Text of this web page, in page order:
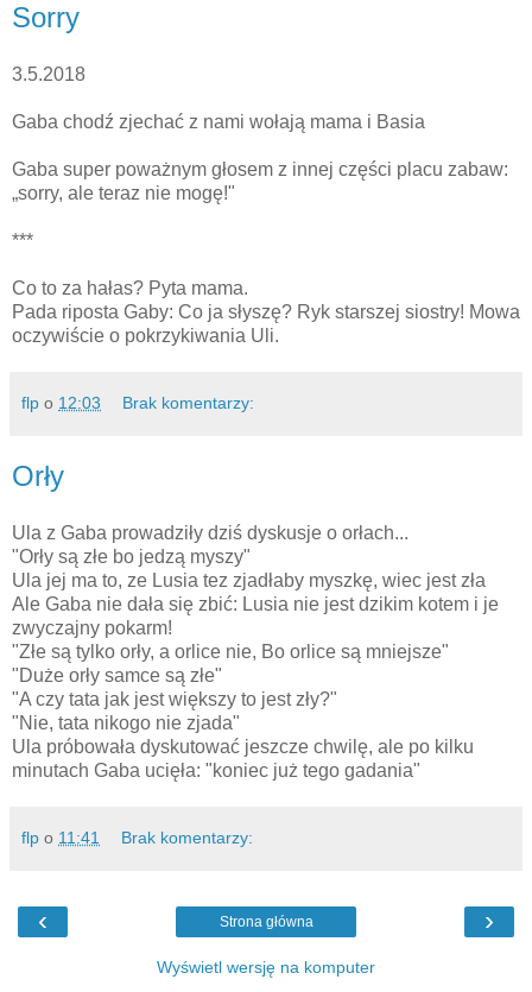
Sorry
3.5.2018
Gaba chodź zjechać z nami wołają mama i Basia
Gaba super poważnym głosem z innej części placu zabaw:
„sorry, ale teraz nie mogę!"
***
Co to za hałas? Pyta mama.
Pada riposta Gaby: Co ja słyszę? Ryk starszej siostry! Mowa
oczywiście o pokrzykiwania Uli.
flp o 12:03 Brak komentarzy:
Orły
Ula z Gaba prowadziły dziś dyskusje o orłach...
"Orły są złe bo jedzą myszy"
Ula jej ma to, ze Lusia tez zjadłaby myszkę, wiec jest zła
Ale Gaba nie dała się zbić: Lusia nie jest dzikim kotem i je
zwyczajny pokarm!
"Złe są tylko orły, a orlice nie, Bo orlice są mniejsze"
"Duże orły samce są złe"
"A czy tata jak jest większy to jest zły?"
"Nie, tata nikogo nie zjada"
Ula próbowała dyskutować jeszcze chwilę, ale po kilku
minutach Gaba ucięła: "koniec już tego gadania"
flp o 11:41 Brak komentarzy:
‹ ›
Strona główna
Wyświetl wersję na komputer